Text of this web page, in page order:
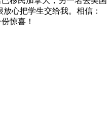
心把学生交给我。相信：
惊喜！